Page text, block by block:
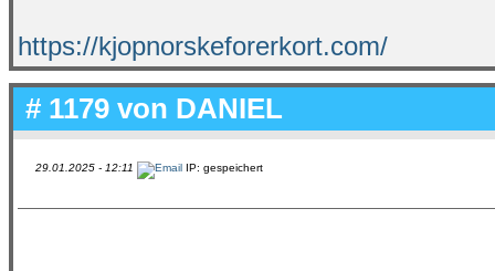
https://kjopnorskeforerkort.com/
# 1179 von DANIEL
29.01.2025 - 12:11 IP: gespeichert